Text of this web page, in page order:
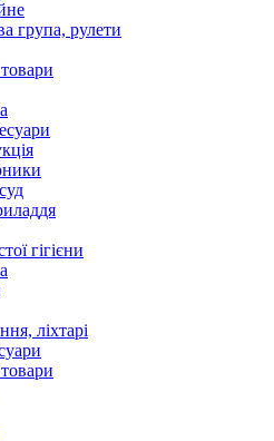
група, рулети
гігієни
ліхтарі